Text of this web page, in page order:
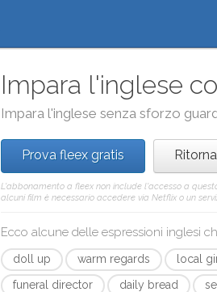
Impara l'inglese
Impara l'inglese senza sforzo
Prova fleex gratis
L'abbonamento a fleex non include l'accesso a
alcuni film è necessario accedere via Netflix o un
Ecco alcune delle espressioni inglesi
doll up warm regards local
funeral director
daily bread